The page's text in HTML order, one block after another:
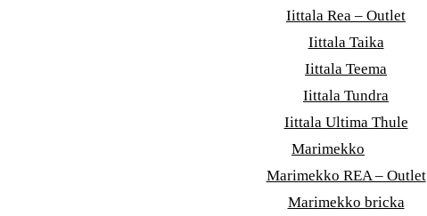
Iittala Rea – Outlet
Iittala Taika
Iittala Teema
Iittala Tundra
Iittala Ultima Thule
Marimekko
Marimekko REA – Outlet
Marimekko bricka